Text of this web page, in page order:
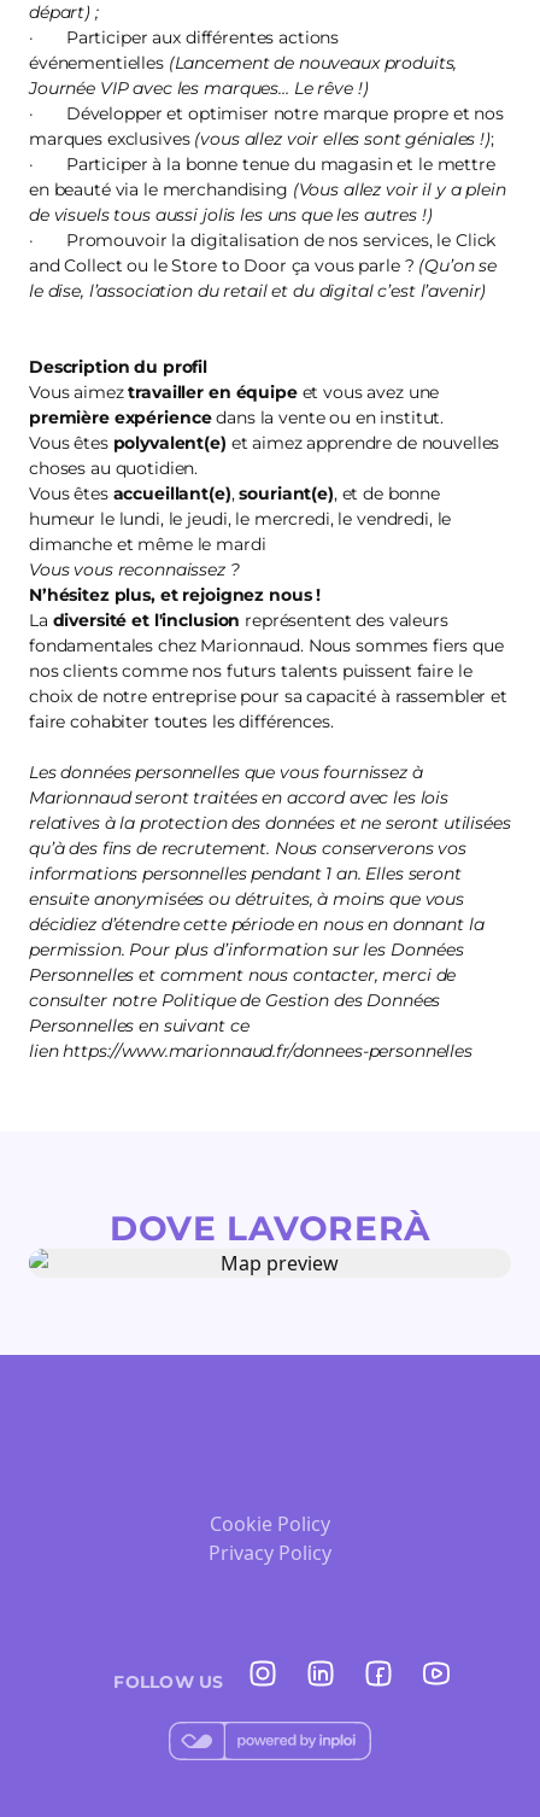
départ) ;
· Participer aux différentes actions
événementielles (Lancement de nouveaux produits,
Journée VIP avec les marques… Le rêve !)
· Développer et optimiser notre marque propre et nos
marques exclusives (vous allez voir elles sont géniales !);
· Participer à la bonne tenue du magasin et le mettre
en beauté via le merchandising (Vous allez voir il y a plein
de visuels tous aussi jolis les uns que les autres !)
· Promouvoir la digitalisation de nos services, le Click
and Collect ou le Store to Door ça vous parle ? (Qu’on se
le dise, l’association du retail et du digital c’est l’avenir)
Description du profil
Vous aimeztravailler en équipe et vous avez une
première expériencedans la vente ou en institut.
Vous êtes polyvalent(e) et aimez apprendre de nouvelles
choses au quotidien.
Vous êtes accueillant(e),souriant(e), et de bonne
humeur le lundi, le jeudi, le mercredi, le vendredi, le
dimanche et même le mardi
Vous vous reconnaissez ?
N’hésitez plus, et rejoignez nous!
La diversité et l'inclusion représentent des valeurs
fondamentales chez Marionnaud. Nous sommes fiers que
nos clients comme nos futurs talents puissent faire le
choix de notre entreprise pour sa capacité à rassembler et
faire cohabiter toutes les différences.
Les données personnelles que vous fournissez à
Marionnaud seront traitées en accord avec les lois
relatives à la protection des données et ne seront utilisées
qu’à des fins de recrutement. Nous conserverons vos
informations personnelles pendant 1 an. Elles seront
ensuite anonymisées ou détruites, à moins que vous
décidiez d’étendre cette période en nous en donnant la
permission. Pour plus d’information sur les Données
Personnelles et comment nous contacter, merci de
consulter notre Politique de Gestion des Données
Personnelles en suivant ce
lien https://www.marionnaud.fr/donnees-personnelles
DOVE LAVORERÀ
Cookie Policy
Privacy Policy
FOLLOW US